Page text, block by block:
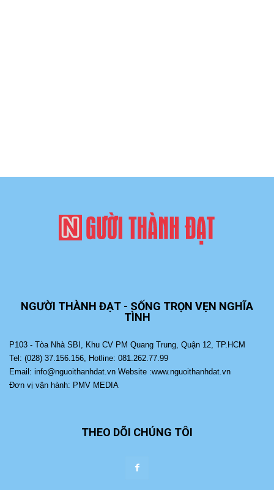
NGƯỜI THÀNH ĐẠT - SỐNG TRỌN VẸN NGHĨA
TÌNH
P103 - Tòa Nhà SBI, Khu CV PM Quang Trung, Quận 12, TP.HCM
Tel: (028) 37.156.156, Hotline: 081.262.77.99
Email: info@nguoithanhdat.vn Website :www.nguoithanhdat.vn
Đơn vị vận hành: PMV MEDIA
THEO DÕI CHÚNG TÔI